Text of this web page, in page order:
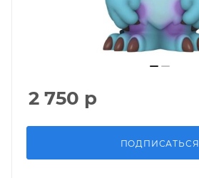
2 750 р
ПОДПИСАТЬСЯ